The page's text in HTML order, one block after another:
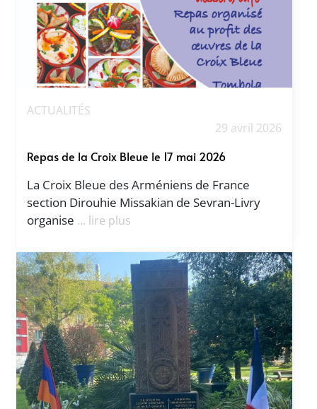
ACTUALITÉS
29 avril 2026
Repas de la Croix Bleue le 17 mai 2026
La Croix Bleue des Arméniens de France
section Dirouhie Missakian de Sevran-Livry
organise ... lire plus